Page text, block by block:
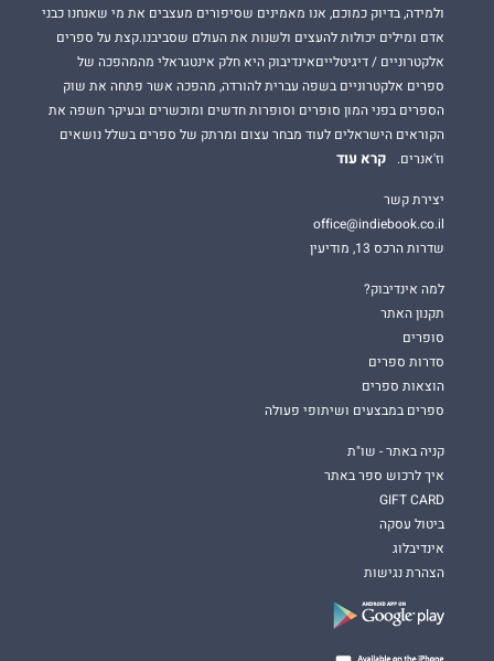
ולמידה, בדיוק כמוכם, אנו מאמינים שסיפורים מעצבים את מי שאנחנו כבני
אדם ומילים יכולות להעצים ולשנות את העולם שסביבנו.קצת על ספרים
אלקטרוניים / דיגיטלייםאינדיבוק היא חלק אינטגראלי מהמהפכה של
ספרים אלקטרוניים בשפה עברית להורדה, מהפכה אשר פתחה את שוק
הספרים בפני המון סופרים וסופרות חדשים ומוכשרים ובעיקר חשפה את
הקוראים הישראלים לעוד מבחר עצום ומרתק של ספרים בשלל נושאים
וז'אנרים.
קרא עוד
יצירת קשר
office@indiebook.co.il
שדרות הרכס 13, מודיעין
למה אינדיבוק?
תקנון האתר
סופרים
סדרות ספרים
הוצאות ספרים
ספרים במבצעים ושיתופי פעולה
קניה באתר - שו"ת
איך לרכוש ספר באתר
GIFT CARD
ביטול עסקה
אינדיבלוג
הצהרת נגישות